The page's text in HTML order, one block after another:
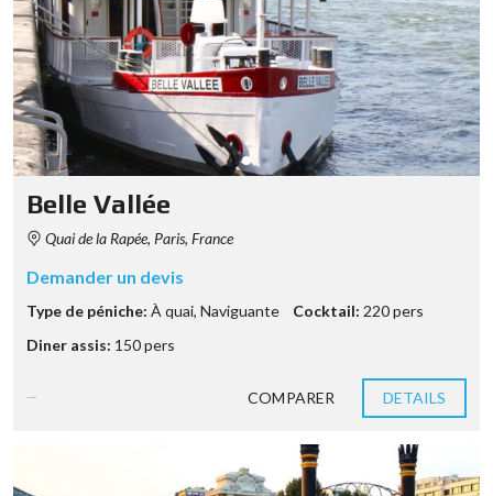
Belle Vallée
Quai de la Rapée, Paris, France
Demander un devis
Type de péniche: À quai, Naviguante Cocktail: 220 pers
Diner assis: 150 pers
COMPARER DETAILS